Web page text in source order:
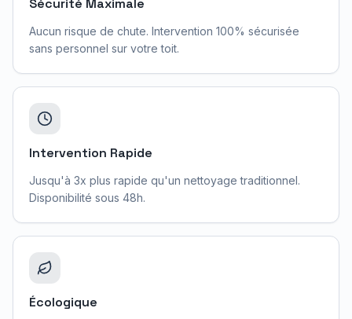
Sécurité Maximale
Aucun risque de chute. Intervention 100% sécurisée
sans personnel sur votre toit.
Intervention Rapide
Jusqu'à 3x plus rapide qu'un nettoyage traditionnel.
Disponibilité sous 48h.
Écologique